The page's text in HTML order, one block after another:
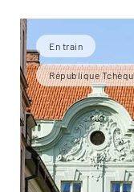
En train
République